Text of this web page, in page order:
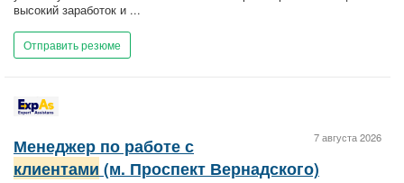
высокий заработок и ...
Отправить резюме
7 августа 2026
Менеджер по работе с
клиентами (м. Проспект Вернадского)